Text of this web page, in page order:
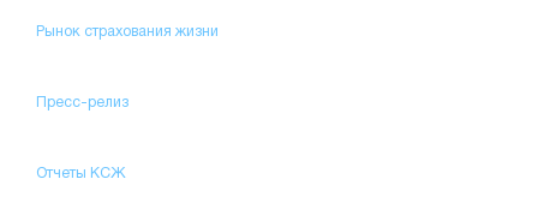
Рынок страхования жизни
Пресс-релиз
Отчеты КСЖ